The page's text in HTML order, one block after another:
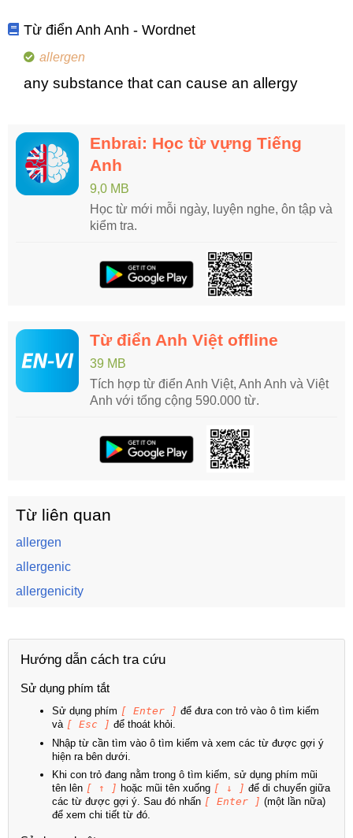
Từ điển Anh Anh - Wordnet
allergen
any substance that can cause an allergy
Enbrai: Học từ vựng Tiếng
Anh
9,0 MB
Học từ mới mỗi ngày, luyện nghe, ôn tập và
kiểm tra.
Từ điển Anh Việt offline
39 MB
Tích hợp từ điển Anh Việt, Anh Anh và Việt
Anh với tổng cộng 590.000 từ.
Từ liên quan
allergen
allergenic
allergenicity
Hướng dẫn cách tra cứu
Sử dụng phím tắt
Sử dụng phím [ Enter ] để đưa con trỏ vào ô tìm kiếm
và [ Esc ] để thoát khỏi.
Nhập từ cần tìm vào ô tìm kiếm và xem các từ được gợi ý
hiện ra bên dưới.
Khi con trỏ đang nằm trong ô tìm kiếm, sử dụng phím mũi
tên lên [ ↑ ] hoặc mũi tên xuống [ ↓ ] để di chuyển giữa
các từ được gợi ý. Sau đó nhấn [ Enter ] (một lần nữa)
để xem chi tiết từ đó.